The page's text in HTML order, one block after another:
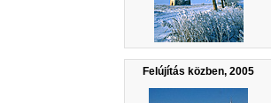
Felújítás közben, 2005